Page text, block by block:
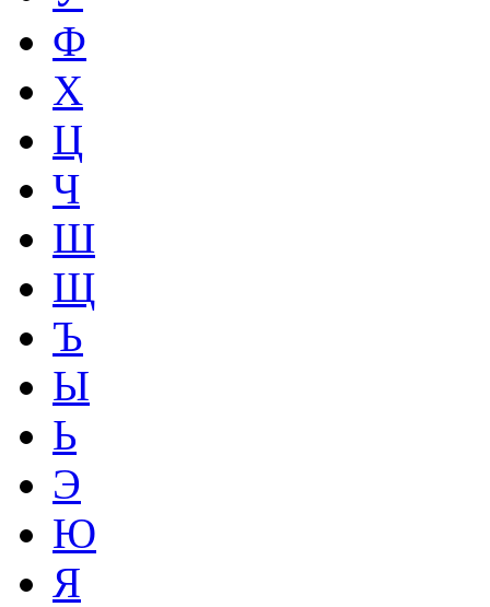
Ф
Х
Ц
Ч
Ш
Щ
Ъ
Ы
Ь
Э
Ю
Я